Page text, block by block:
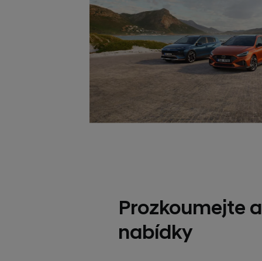
Prozkoumejte
nabídky